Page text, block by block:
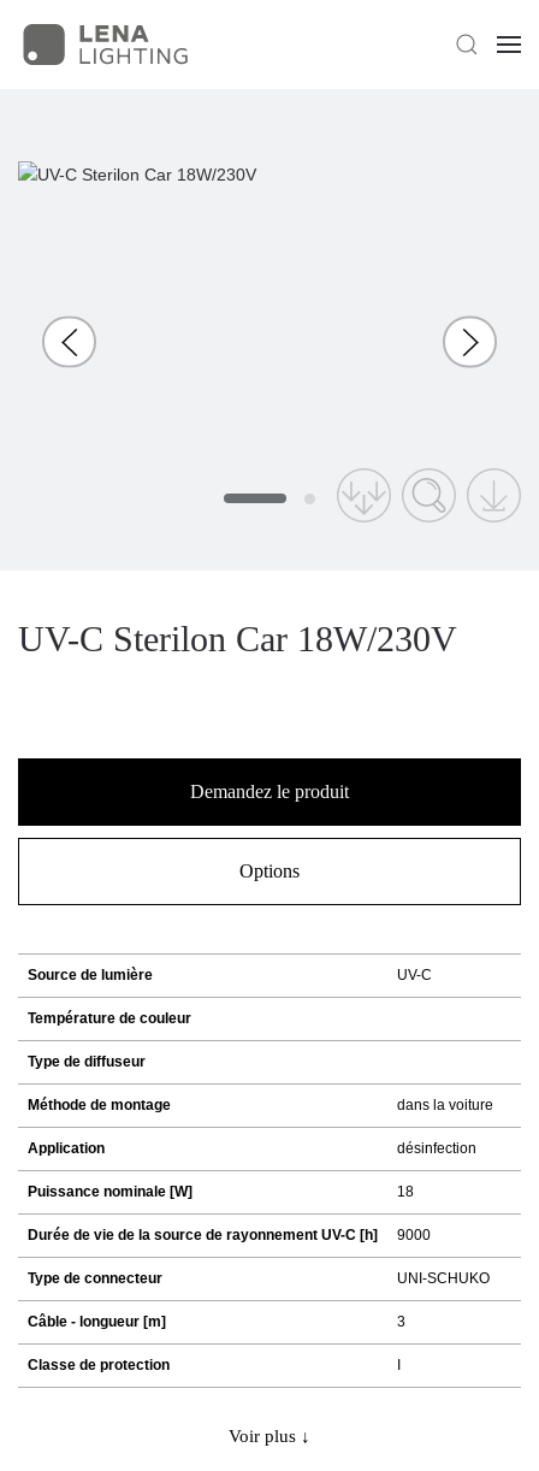
UV-C Sterilon Car 18W/230V
Demandez le produit
Options
Source de lumière UV-C
Température de couleur
Type de diffuseur
Méthode de montage dans la voiture
Application désinfection
Puissance nominale [W] 18
Durée de vie de la source de rayonnement UV-C [h] 9000
Type de connecteur UNI-SCHUKO
Câble - longueur [m] 3
Classe de protection
Voir plus ↓